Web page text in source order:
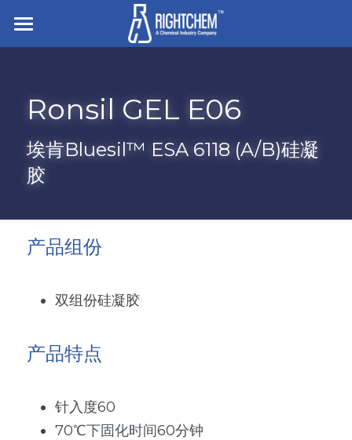
主页
离型与底涂
压敏胶
硅橡胶
食品/纺织/工业/医疗用助剂
杀菌防腐和罐内保护剂
纺织助剂
白炭黑
硅油
招贤纳士
简体中文
English
Ronsil GEL E06
埃肯Bluesil™ ESA 6118 (A/B)硅凝
胶
产品组份
双组份硅凝胶
产品特点
针入度60
70℃下固化时间60分钟